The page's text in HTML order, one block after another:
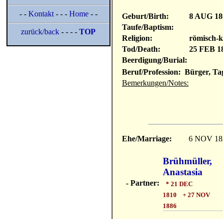
Geburt/Birth:
8 AUG
Taufe/Baptism:
Religion:
römisch-
Tod/Death:
25 FEB
Beerdigung/Burial:
Beruf/Profession: Bürger,
Bemerkungen/Notes:
Ehe/Marriage: 6 NOV
- Partner:
Brühmüller,
Anastasia
* 21 DEC
1810 + 27 NOV
1886
- - Kontakt- - - Home- -
zurück/back - - - -TOP